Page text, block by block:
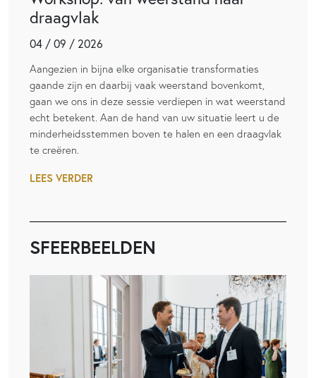
draagvlak
04 / 09 / 2026
Aangezien in bijna elke organisatie transformaties
gaande zijn en daarbij vaak weerstand bovenkomt,
gaan we ons in deze sessie verdiepen in wat weerstand
echt betekent. Aan de hand van uw situatie leert u de
minderheidsstemmen boven te halen en een draagvlak
te creëren.
LEES VERDER
SFEERBEELDEN